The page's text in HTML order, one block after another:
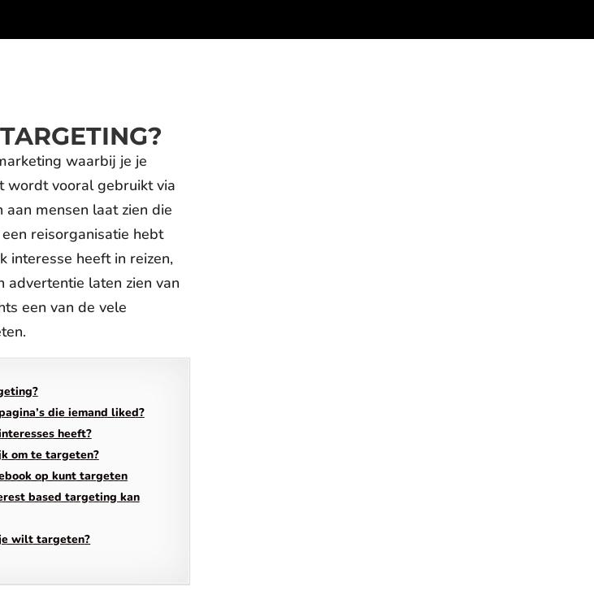
waarbij je je
wordt vooral gebruikt via
mensen laat zien die
reisorganisatie hebt
interesse heeft in reizen,
advertentie laten zien van
een van de vele
die iemand liked?
heeft?
om te targeten?
op kunt targeten
based targeting kan
wilt targeten?